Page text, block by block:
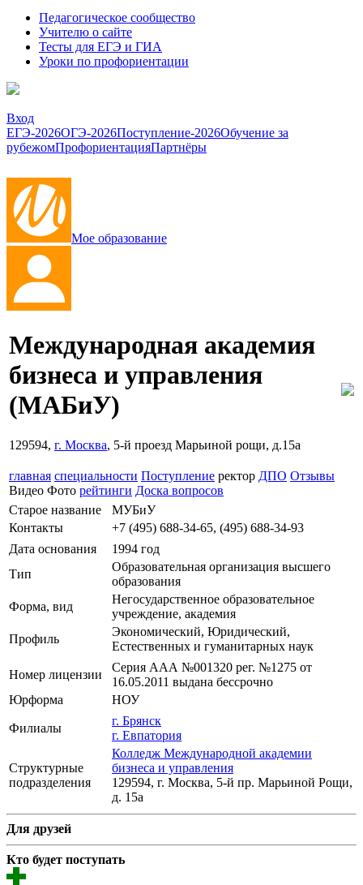
Педагогическое сообщество
Учителю о сайте
Тесты для ЕГЭ и ГИА
Уроки по профориентации
Вход
ЕГЭ-2026ОГЭ-2026Поступление-2026Обучение за
рубежомПрофориентацияПартнёры
Мое образование
Международная академия
бизнеса и управления
(МАБиУ)
129594, г. Москва, 5-й проезд Марьиной рощи, д.15а
главная специальности Поступление ректор ДПО Отзывы
Видео Фото рейтинги Доска вопросов
Старое название
МУБиУ
Контакты
+7 (495) 688-34-65, (495) 688-34-93
Дата основания
1994 год
Тип
Образовательная организация высшего
образования
Форма, вид
Негосударственное образовательное
учреждение, академия
Профиль
Экономический, Юридический,
Естественных и гуманитарных наук
Номер лицензии
Серия ААА №001320 рег. №1275 от
16.05.2011 выдана бессрочно
Юрформа
НОУ
Филиалы
г. Брянск
г. Евпатория
Структурные
подразделения
Колледж Международной академии
бизнеса и управления
129594, г. Москва, 5-й пр. Марьиной Рощи,
д. 15а
Для друзей
Кто будет поступать